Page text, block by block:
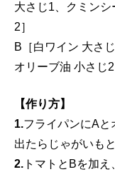
大さじ1、クミン
2］
B［白ワイン 大さ
オリーブ油 小さじ2
【作り方】
1.フライパンにAと
出たらじゃがいも
2. トマトとBを加